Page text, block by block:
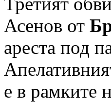
Асенов от
ареста под
е в рамките